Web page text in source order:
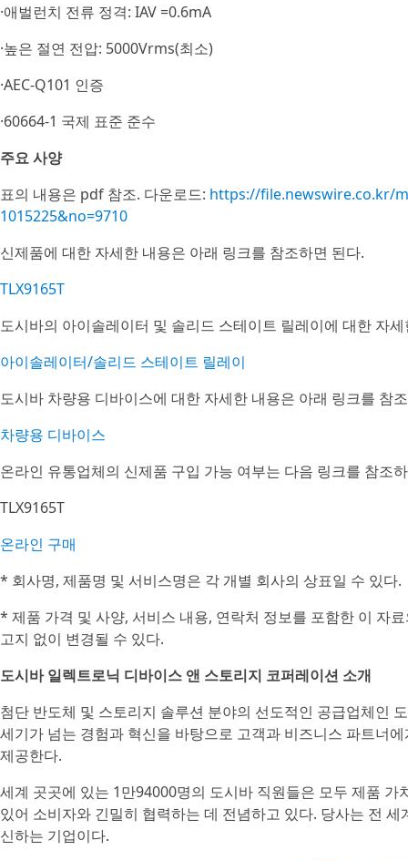
·애벌런치 전류 정격: IAV =0.6mA
·높은 절연 전압: 5000Vrms(최소)
·AEC-Q101 인증
·60664-1 국제 표준 준수
주요 사양
표의 내용은 pdf 참조. 다운로드: https://file.newswire.co.kr/
1015225&no=9710
신제품에 대한 자세한 내용은 아래 링크를 참조하면 된다.
TLX9165T
도시바의 아이솔레이터 및 솔리드 스테이트 릴레이에 대한 자
아이솔레이터/솔리드 스테이트 릴레이
도시바 차량용 디바이스에 대한 자세한 내용은 아래 링크를 참
차량용 디바이스
온라인 유통업체의 신제품 구입 가능 여부는 다음 링크를 참조
TLX9165T
온라인 구매
* 회사명, 제품명 및 서비스명은 각 개별 회사의 상표일 수 있다.
* 제품 가격 및 사양, 서비스 내용, 연락처 정보를 포함한 이 자
고지 없이 변경될 수 있다.
도시바 일렉트로닉 디바이스 앤 스토리지 코퍼레이션 소개
첨단 반도체 및 스토리지 솔루션 분야의 선도적인 공급업체인
세기가 넘는 경험과 혁신을 바탕으로 고객과 비즈니스 파트너
제공한다.
세계 곳곳에 있는 1만94000명의 도시바 직원들은 모두 제품
있어 소비자와 긴밀히 협력하는 데 전념하고 있다. 당사는 전
신하는 기업이다.